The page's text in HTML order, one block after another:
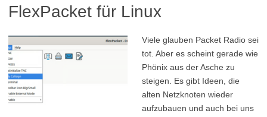
FlexPacket für Linux
Viele glauben Packet Radio sei
tot. Aber es scheint gerade wie
Phönix aus der Asche zu
steigen. Es gibt Ideen, die
alten Netzknoten wieder
aufzubauen und auch bei uns